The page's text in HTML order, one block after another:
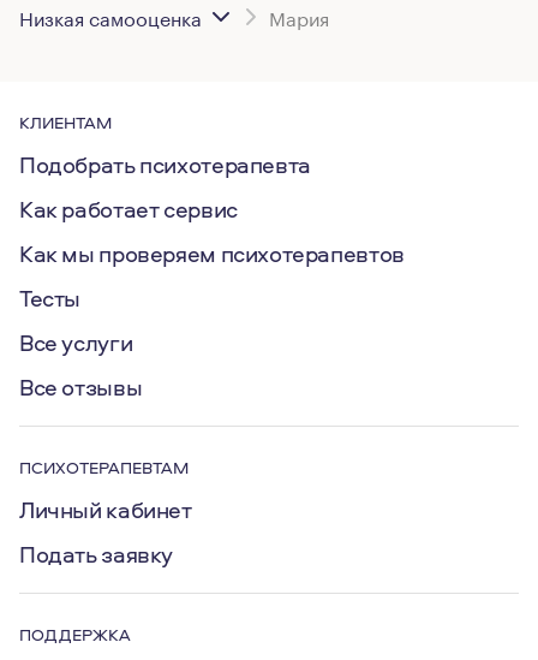
Низкая самооценка
Мария
КЛИЕНТАМ
Подобрать психотерапевта
Как работает сервис
Как мы проверяем психотерапевтов
Тесты
Все услуги
Все отзывы
ПСИХОТЕРАПЕВТАМ
Личный кабинет
Подать заявку
ПОДДЕРЖКА